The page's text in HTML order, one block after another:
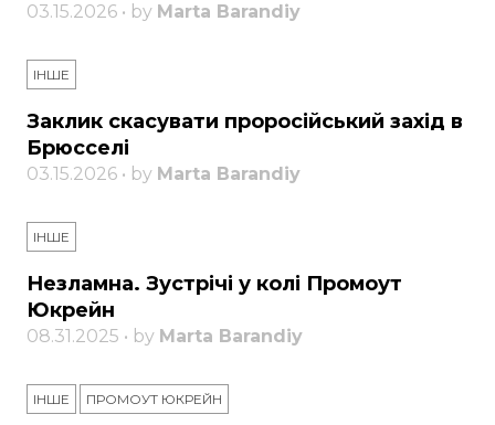
03.15.2026 • by Marta Barandiy
ІНШЕ
Заклик скасувати проросійський захід в
Брюсселі
03.15.2026 • by Marta Barandiy
ІНШЕ
Незламна. Зустрічі у колі Промоут
Юкрейн
08.31.2025 • by Marta Barandiy
ІНШЕ ПРОМОУТ ЮКРЕЙН